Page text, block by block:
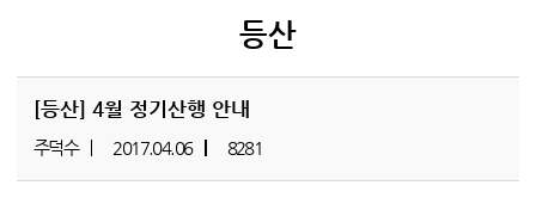
등산
[등산] 4월 정기산행 안내
주덕수 2017.04.06 8281